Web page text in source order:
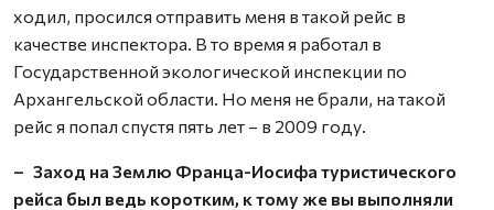
ходил, просился отправить меня в такой рейс в
качестве инспектора. В то время я работал в
Государственной экологической инспекции по
Архангельской области. Но меня не брали, на такой
рейс я попал спустя пять лет – в 2009 году.
– Заход на Землю Франца-Иосифа туристического
рейса был ведь коротким, к тому же вы выполняли